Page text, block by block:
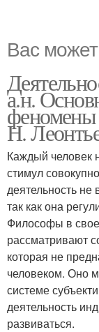
Вас
а.н.
феномены
Н.
Каждый человек
стимул
деятельность не
так как она
Философы в
рассматривают
которая не
человеком. Оно
системе
деятельность
развиваться.